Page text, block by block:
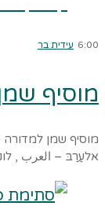
6:00 עידית בר
מוסיף
מוסיף שמן למדורה
אלעַרַבּ – العرب ,